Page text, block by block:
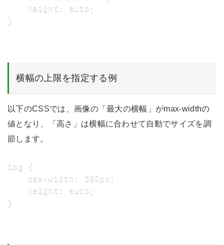
}
横幅の上限を指定する例
以下のCSSでは、画像の「最大の横幅」がmax-widthの
値となり、「高さ」は横幅に合わせて自動でサイズを調
節します。
img {
}